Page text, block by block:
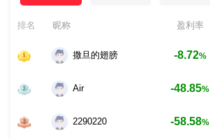
排名 昵称 盈利率
撒旦的翅膀 -8.72%
Air -48.85%
2290220 -58.58%